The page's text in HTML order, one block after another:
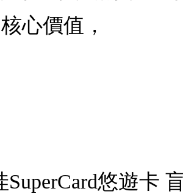
心價值，
悠遊卡